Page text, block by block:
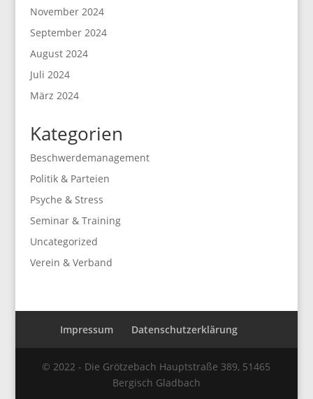
November 2024
September 2024
August 2024
Juli 2024
März 2024
Kategorien
Beschwerdemanagement
Politik & Parteien
Psyche & Stress
Seminar & Training
Uncategorized
Verein & Verband
Impressum Datenschutzerklärung
© 2022 - Die Grötzebach Hauptstraße 389, 51465
Bergisch Gladbach